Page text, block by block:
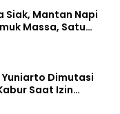
Siak, Mantan Napi
Massa, Satu
Dimutasi
Saat Izin